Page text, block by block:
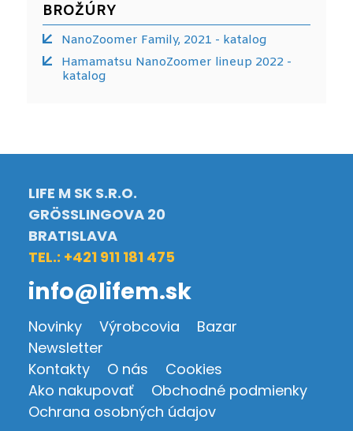
BROŽÚRY
NanoZoomer Family, 2021 - katalog
Hamamatsu NanoZoomer lineup 2022 -
katalog
LIFE M SK S.R.O.
GRÖSSLINGOVA 20
BRATISLAVA
TEL.: +421 911 181 475
info@lifem.sk
Novinky Výrobcovia
Bazar
Newsletter
Kontakty
O nás
Cookies
Ako nakupovať
Obchodné podmienky
Ochrana osobných údajov